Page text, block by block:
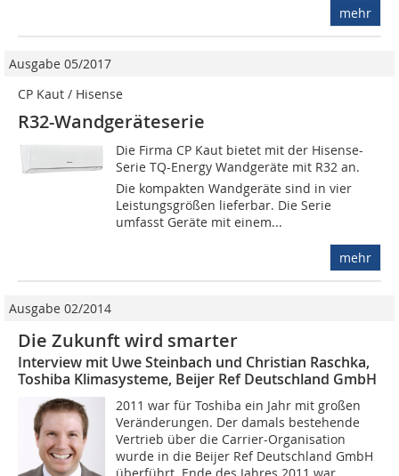
mehr
Ausgabe 05/2017
CP Kaut / Hisense
R32-Wandgeräteserie
Die Firma CP Kaut bietet mit der Hisense-
Serie TQ-Energy Wandgeräte mit R32 an.
Die kompakten Wandgeräte sind in vier
Leistungsgrößen lieferbar. Die Serie
umfasst Geräte mit einem...
mehr
Ausgabe 02/2014
Die Zukunft wird smarter
Interview mit Uwe Steinbach und Christian Raschka,
Toshiba Klimasysteme, Beijer Ref Deutschland GmbH
2011 war für Toshiba ein Jahr mit großen
Veränderungen. Der damals bestehende
Vertrieb über die Carrier-Organisation
wurde in die Beijer Ref Deutschland GmbH